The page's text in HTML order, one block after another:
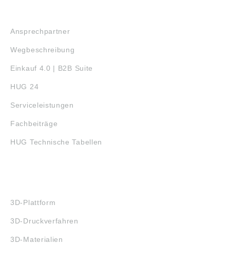
Ansprechpartner
Wegbeschreibung
Einkauf 4.0 | B2B Suite
HUG 24
Serviceleistungen
Fachbeiträge
HUG Technische Tabellen
3D-Plattform
3D-Druckverfahren
3D-Materialien